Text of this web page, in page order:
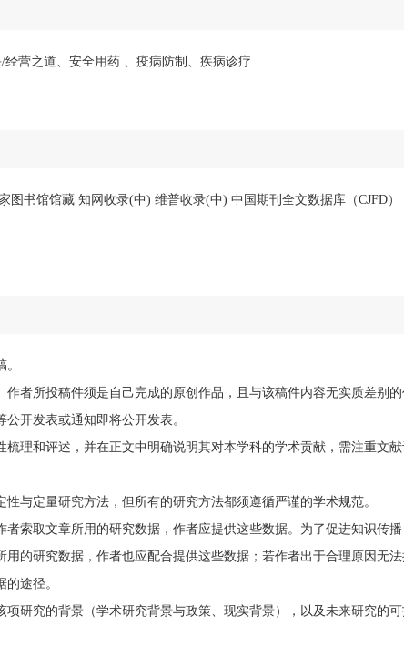
营之道、安全用药 、疫病防制、疾病诊疗
图书馆馆藏 知网收录(中) 维普收录(中) 中国期刊全文数据库（CJFD）
作者所投稿件须是自己完成的原创作品，且与该稿件内容无实质差别
开发表或通知即将公开发表。
梳理和评述，并在正文中明确说明其对本学科的学术贡献，需注重文
与定量研究方法，但所有的研究方法都须遵循严谨的学术规范。
者索取文章所用的研究数据，作者应提供这些数据。为了促进知识传
用的研究数据，作者也应配合提供这些数据；若作者出于合理原因无
途径。
项研究的背景（学术研究背景与政策、现实背景），以及未来研究的